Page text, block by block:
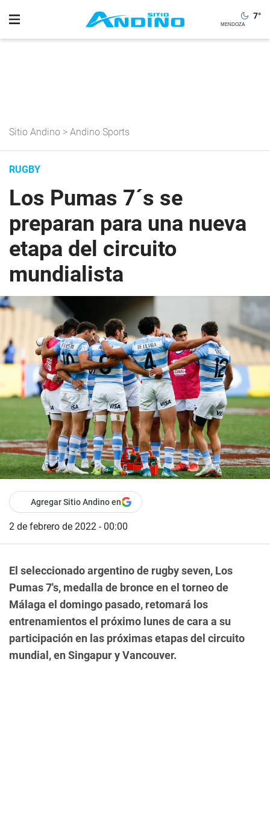
7°
Sitio Andino > Andino Sports
RUGBY
Los Pumas 7´s se
preparan para una nueva
etapa del circuito
mundialista
Agregar Sitio Andino en
2 de febrero de 2022 - 00:00
El seleccionado argentino de rugby seven, Los
Pumas 7's, medalla de bronce en el torneo de
Málaga el domingo pasado, retomará los
entrenamientos el próximo lunes de cara a su
participación en las próximas etapas del circuito
mundial, en Singapur y Vancouver.